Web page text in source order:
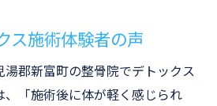
ス施術体験者の声
湯郡新富町の整骨院でデトックス
、「施術後に体が軽く感じられ